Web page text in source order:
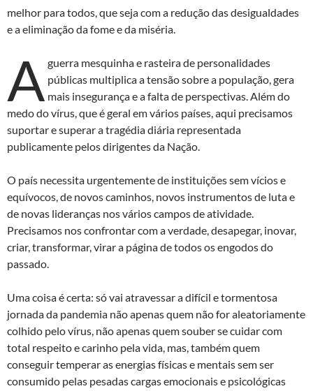
melhor para todos, que seja com a redução das desigualdades
e a eliminação da fome e da miséria.
A guerra mesquinha e rasteira de personalidades
públicas multiplica a tensão sobre a população, gera
mais insegurança e a falta de perspectivas. Além do
medo do vírus, que é geral em vários países, aqui precisamos
suportar e superar a tragédia diária representada
publicamente pelos dirigentes da Nação.
O país necessita urgentemente de instituições sem vícios e
equívocos, de novos caminhos, novos instrumentos de luta e
de novas lideranças nos vários campos de atividade.
Precisamos nos confrontar com a verdade, desapegar, inovar,
criar, transformar, virar a página de todos os engodos do
passado.
Uma coisa é certa: só vai atravessar a difícil e tormentosa
jornada da pandemia não apenas quem não for aleatoriamente
colhido pelo vírus, não apenas quem souber se cuidar com
total respeito e carinho pela vida, mas, também quem
conseguir temperar as energias físicas e mentais sem ser
consumido pelas pesadas cargas emocionais e psicológicas